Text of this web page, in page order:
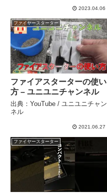
『神付録確定』キャンプ道
#495 – Hurricane Camp /
ハリケーンキャンプ
2023.04.06
ファイヤースターター
ファイアスターターの使い
方 – ユニユニチャンネル
出典：YouTube / ユニユニチャン
ネル
2021.06.27
ファイヤースターター